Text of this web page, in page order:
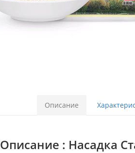
Описание
Описание : Насадка